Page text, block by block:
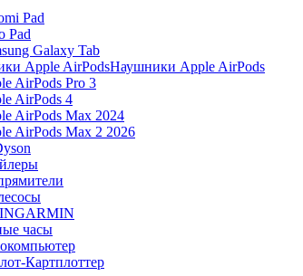
Pad
Pad
Galaxy Tab
Наушники Apple AirPods
AirPods Pro 3
AirPods 4
AirPods Max 2024
AirPods Max 2 2026
GARMIN
часы
Картплоттер